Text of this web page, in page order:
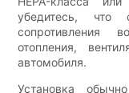
убедитесь, что
сопротивления
отопления,
автомобиля.
Установка